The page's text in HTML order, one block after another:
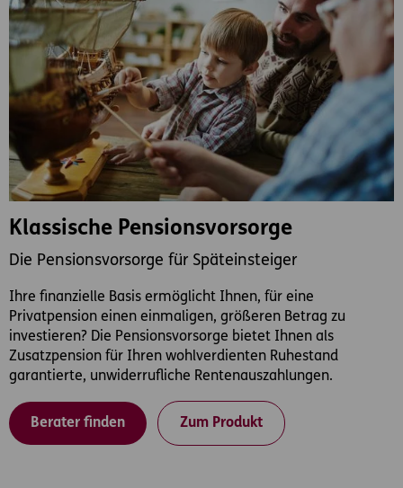
Klassische Pensionsvorsorge
Die Pensionsvorsorge für Späteinsteiger
Ihre finanzielle Basis ermöglicht Ihnen, für eine
Privatpension einen einmaligen, größeren Betrag zu
investieren? Die Pensionsvorsorge bietet Ihnen als
Zusatzpension für Ihren wohlverdienten Ruhestand
garantierte, unwiderrufliche Rentenauszahlungen.
Berater finden Zum Produkt